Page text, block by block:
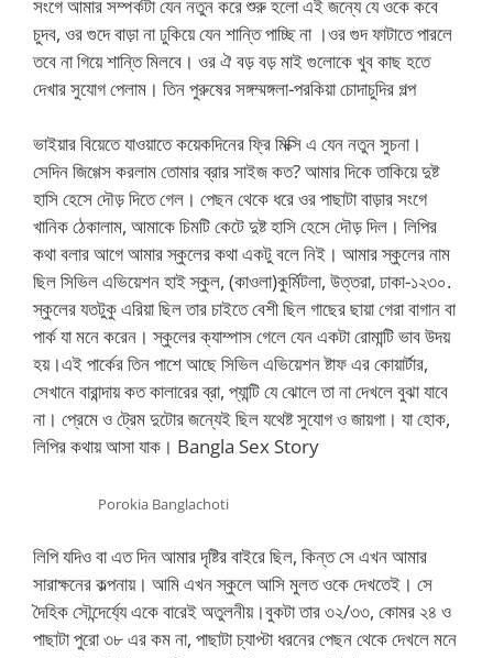
সংগে আমার সম্পর্কটা যেন নতুন করে শুরু হলো এই জন্যে যে ওকে কবে
চুদব, ওর গুদে বাড়া না ঢুকিয়ে যেন শান্তি পাচ্ছি না ।ওর গুদ ফাটাতে পারলে
তবে না গিয়ে শান্তি মিলবে। ওর ঐ বড় বড় মাই গুলোকে খুব কাছ হতে
দেখার সুযোগ পেলাম। তিন পুরুষের সঙ্গম্মঙ্গলা-পরকিয়া চোদাচুদির গল্প
ভাইয়ার বিয়েতে যাওয়াতে কয়েকদিনের ফ্রি মিক্সি এ যেন নতুন সুচনা।
সেদিন জিগ্গেস করলাম তোমার ব্রার সাইজ কত? আমার দিকে তাকিয়ে দুষ্ট
হাসি হেসে দৌড় দিতে গেল। পেছন থেকে ধরে ওর পাছাটা বাড়ার সংগে
খানিক ঠেকালাম, আমাকে চিমটি কেটে দুষ্ট হাসি হেসে দৌড় দিল। লিপির
কথা বলার আগে আমার স্কুলের কথা একটু বলে নিই। আমার স্কুলের নাম
ছিল সিভিল এভিয়েশন হাই স্কুল, (কাওলা)কুর্মিটলা, উত্তরা, ঢাকা-১২৩০.
স্কুলের যতটুকু এরিয়া ছিল তার চাইতে বেশী ছিল গাছের ছায়া গেরা বাগান বা
পার্ক যা মনে করেন। স্কুলের ক্যাম্পাস গেলে যেন একটা রোমান্টি ভাব উদয়
হয়।এই পার্কের তিন পাশে আছে সিভিল এভিয়েশন ষ্টাফ এর কোয়ার্টার,
সেখানে বারান্দায় কত কালারের ব্রা, প্যান্টি যে ঝোলে তা না দেখলে বুঝা যাবে
না। প্রেমে ও ট্রেম দুটোর জন্যেই ছিল যথেষ্ট সুযোগ ও জায়গা। যা হোক,
লিপির কথায় আসা যাক। Bangla Sex Story
Porokia Banglachoti
লিপি যদিও বা এত দিন আমার দৃষ্টির বাইরে ছিল, কিন্ত সে এখন আমার
সারাক্ষনের কল্পনায়। আমি এখন স্কুলে আসি মুলত ওকে দেখতেই। সে
দৈহিক সৌন্দের্য্যে একে বারেই অতুলনীয়।বুকটা তার ৩২/৩৩, কোমর ২৪ ও
পাছাটা পুরো ৩৮ এর কম না, পাছাটা চ্যাপ্টা ধরনের পেছন থেকে দেখলে মনে